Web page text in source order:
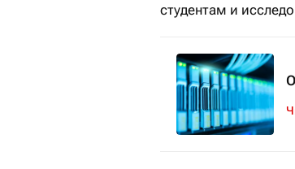
студентам и